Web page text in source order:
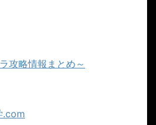
攻略情報まとめ～
.com